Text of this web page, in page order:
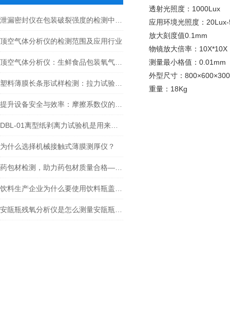
顶空气体分析仪的检测范围及应用行业
为什么选择机械接触式薄膜测厚仪？
透射光照度：1000Lux
应用环境光照度：
放大刻度值0.1mm
物镜放大倍率：10X*10X
测量最小格值：0.01mm
外型尺寸：
重量：18Kg